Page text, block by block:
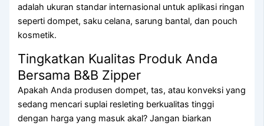
adalah ukuran standar internasional untuk aplikasi ringan
seperti dompet, saku celana, sarung bantal, dan pouch
kosmetik.
Tingkatkan Kualitas Produk Anda
Bersama B&B Zipper
Apakah Anda produsen dompet, tas, atau konveksi yang
sedang mencari suplai resleting berkualitas tinggi
dengan harga yang masuk akal? Jangan biarkan